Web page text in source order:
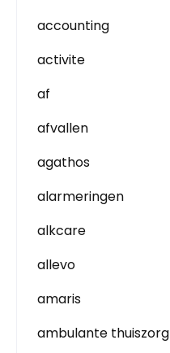
accounting
activite
af
afvallen
agathos
alarmeringen
alkcare
allevo
amaris
ambulante thuiszorg